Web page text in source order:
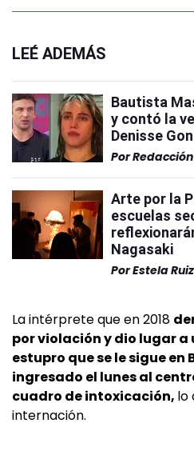
LEÉ ADEMÁS
Bautista
y contó la
Denisse
Por
Arte por la
escuelas
Nagasaki
PorEstela
La intérprete que en 2018
por violación y dio lugar
estupro que se le sigue en
ingresado el lunes al
cuadro de intoxicación, lo
internación.